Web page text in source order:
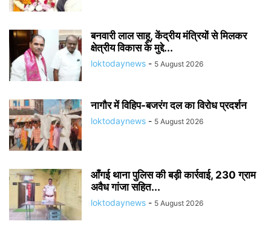
बनवारी लाल साहू, केंद्रीय मंत्रियों से मिलकर
क्षेत्रीय विकास के मुद्दे...
loktodaynews - 5 August 2026
नागौर में विहिप-बजरंग दल का विरोध प्रदर्शन
loktodaynews - 5 August 2026
आँगई थाना पुलिस की बड़ी कार्रवाई, 230 ग्राम
अवैध गांजा सहित...
loktodaynews - 5 August 2026